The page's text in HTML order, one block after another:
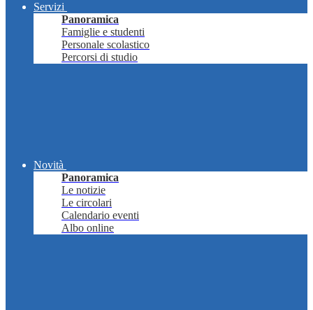
Servizi
Panoramica
Famiglie e studenti
Personale scolastico
Percorsi di studio
Novità
Panoramica
Le notizie
Le circolari
Calendario eventi
Albo online